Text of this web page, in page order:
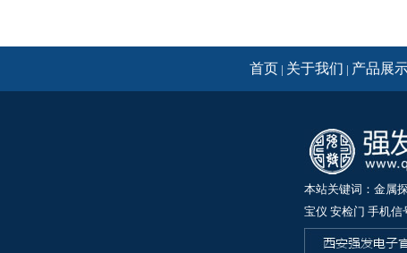
首页 | 关于我们 | 产品展
本站关键词：金属
宝仪 安检门 手机信